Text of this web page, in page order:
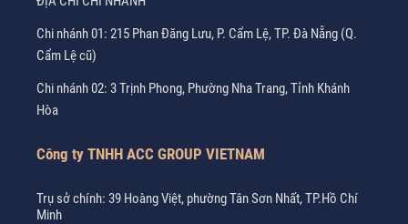
Chi nhánh 01: 215 Phan Đăng Lưu, P. Cẩm Lệ, TP. Đà Nẵng (Q.
Cẩm Lệ cũ)
Chi nhánh 02: 3 Trịnh Phong, Phường Nha Trang, Tỉnh Khánh
Hòa
Công ty TNHH ACC GROUP VIETNAM
Trụ sở chính: 39 Hoàng Việt, phường Tân Sơn Nhất, TP.Hồ Chí
Minh